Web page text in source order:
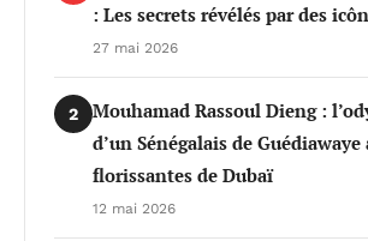
: Les secrets révélés par des
27 mai 2026
2
Mouhamad Rassoul Dieng :
d’un Sénégalais de
florissantes de Dubaï
12 mai 2026